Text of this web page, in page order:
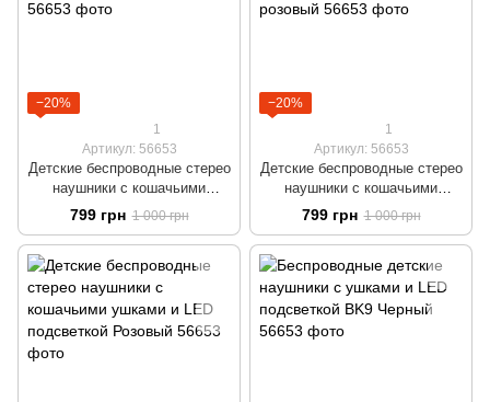
−20%
1
Артикул: 56653
Детские беспроводные стерео
наушники с кошачьими
ушками и LED подсветкой
Белая-пудра
799 грн 1 000 грн
−20%
1
Артикул: 56653
Детские беспроводные стерео
наушники с кошачьими
ушками и LED подсветкой
Фиолетово-розовый
799 грн 1 000 грн